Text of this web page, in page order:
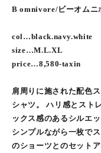
B omnivore/ビーオム
col…black.navy.white
size…M.L.XL
price…8,580-taxin
肩周りに施された配色
シャツ。 ハリ感とスト
ックス感のあるシルエ
シンプルながら一枚で
のショーツとのセット